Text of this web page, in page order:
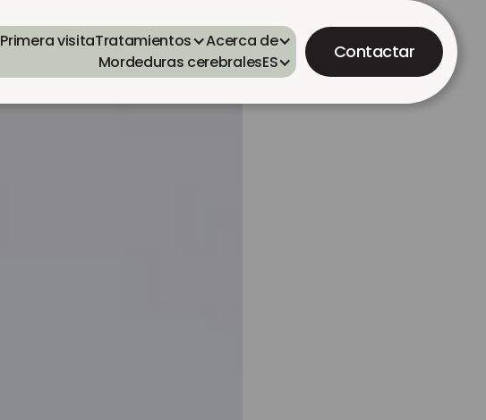
Primera visitaTratamientos
Acerca de
Mordeduras cerebralesES Contactar